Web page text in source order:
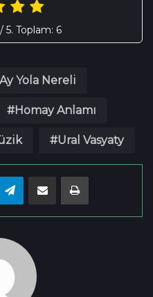
/ 5. Toplam: 6
Yola Nereli
Homay Anlamı
Ural Vasyaty
TelegramE-mail olarak paylaş Yazdır